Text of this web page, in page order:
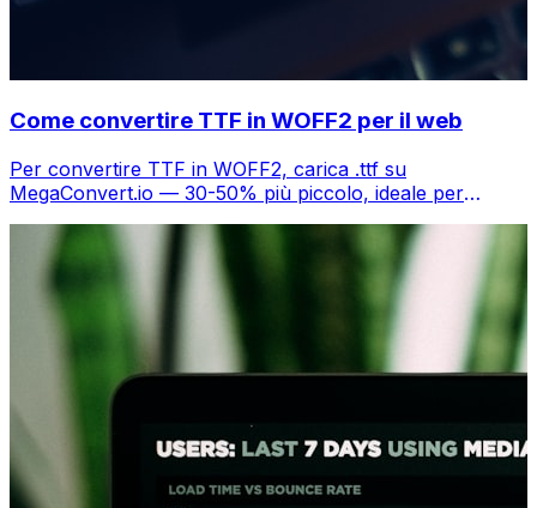
Come convertire TTF in WOFF2 per il web
Per convertire TTF in WOFF2, carica .ttf su
MegaConvert.io — 30-50% più piccolo, ideale per